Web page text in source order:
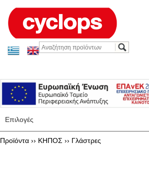
Επιλογές
Προϊόντα ›› ΚΗΠΟΣ ›› Γλάστρες